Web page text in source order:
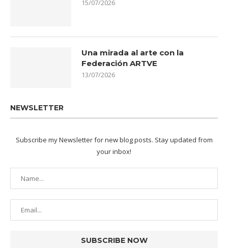
15/07/2026
Una mirada al arte con la
Federación ARTVE
13/07/2026
NEWSLETTER
Subscribe my Newsletter for new blog posts. Stay updated from
your inbox!